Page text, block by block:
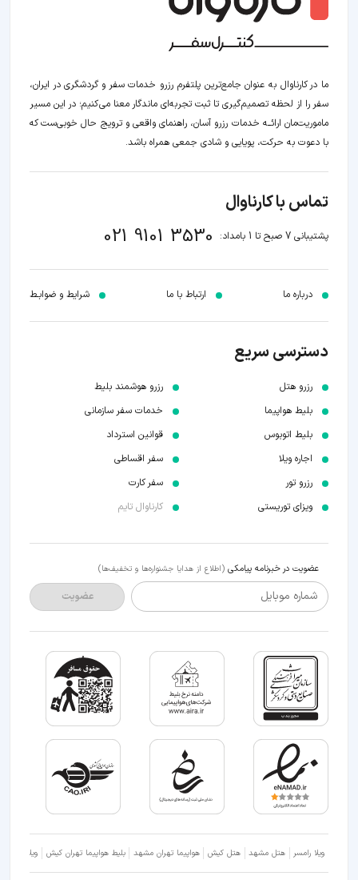
ما در کارناوال به عنوان جامع‌ترین پلتفرم رزرو خدمات سفر و گردشگری در ایران،
سفر را از لحظه‌ تصمیم‌گیری تا ثبت تجربه‌ای ماندگار معنا می‌کنیم؛ در این مسیر‍
ماموریت‌مان اراﺋــﻪ خدمات رزرو آسان، راهنمای واقعی و ترویج حال خوبی‌ست که
با دعوت به حرکت، پویایی و شادی جمعی همراه باشد.
تماس با کارناوال
پشتیبانی 7 صبح تا 1 بامداد: 021 9101 3530
درباره ما ارتباط با ما شرایط و ضوابـط
دسترسی سریع
رزرو هتل
بلیط هواپیما
بلیط اتوبوس
اجاره ویلا
رزرو تور
ویزای توریستی
رزرو هوشمند بلیط
خدمات سفر سازمانی
قوانین استرداد
سفر اقساطی
سفر کارت
کارناوال تایم
عضویت در خبرنامه پیامکی (اطلاع از هدایا جشنواره‌ها و تخفیف‌ها)
شماره موبایل عضویت
ویلا رامسر هتل مشهد هتل کیش هواپیما تهران مشهد بلیط هواپیما تهران کیش ویلا شمال